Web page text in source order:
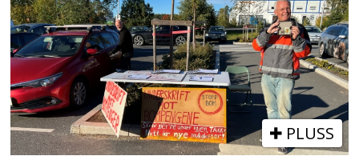
PLUSS